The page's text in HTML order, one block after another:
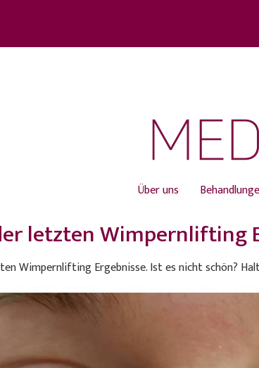
Über uns
letzten Wimpernlifting
Wimpernlifting Ergebnisse. Ist es nicht schön?